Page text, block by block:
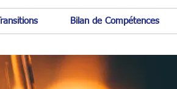
Bilan de Compétences